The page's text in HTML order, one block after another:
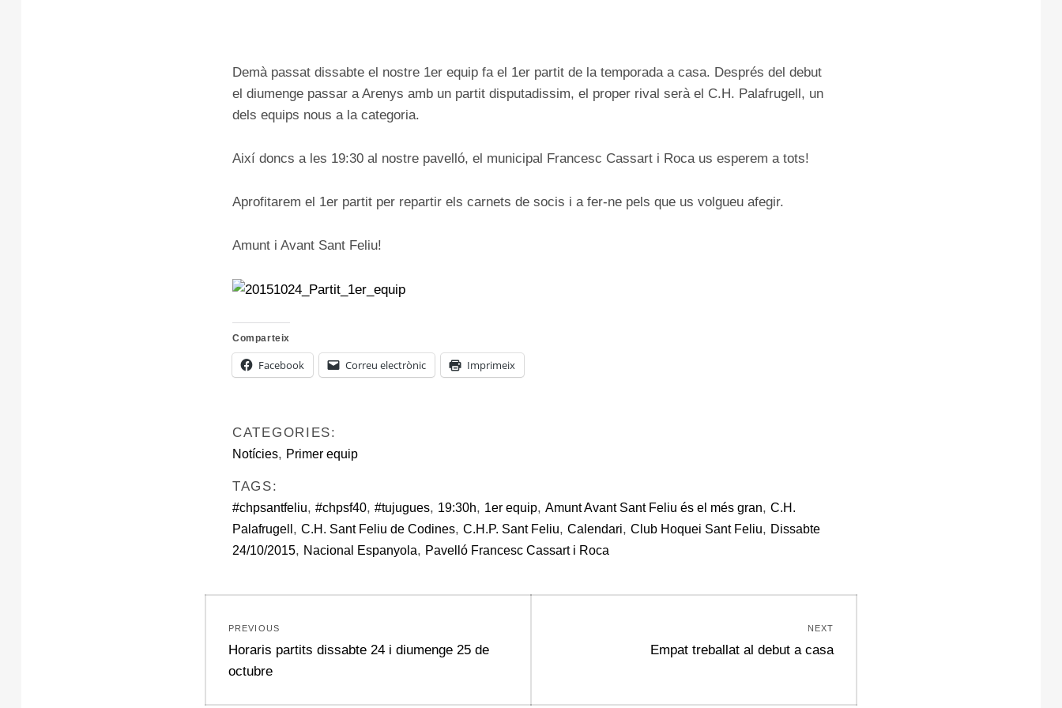
Demà passat dissabte el nostre 1er equip fa el 1er partit de la temporada a casa. Després del debut
el diumenge passar a Arenys amb un partit disputadissim, el proper rival serà el C.H. Palafrugell, un
dels equips nous a la categoria.
Així doncs a les 19:30 al nostre pavelló, el municipal Francesc Cassart i Roca us esperem a tots!
Aprofitarem el 1er partit per repartir els carnets de socis i a fer-ne pels que us volgueu afegir.
Amunt i Avant Sant Feliu!
Comparteix
Facebook Correu electrònic Imprimeix
CATEGORIES:
Notícies, Primer equip
TAGS:
#chpsantfeliu, #chpsf40, #tujugues, 19:30h, 1er equip, Amunt Avant Sant Feliu és el més gran, C.H.
Palafrugell , C.H. Sant Feliu de Codines, C.H.P. Sant Feliu, Calendari, Club Hoquei Sant Feliu, Dissabte
24/10/2015, Nacional Espanyola, Pavelló Francesc Cassart i Roca
d'entrades
PREVIOUS
Previous
post:
Horaris partits dissabte 24 i diumenge 25 de
octubre
NEXT
Next
Empat treballat al debut a casa